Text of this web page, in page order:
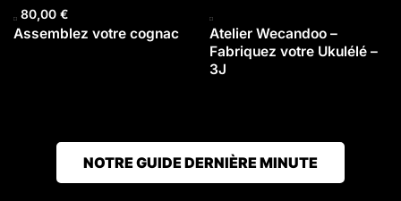
80,00 €
Assemblez votre cognac
Atelier Wecandoo –
Fabriquez votre Ukulélé –
3J
NOTRE GUIDE DERNIÈRE MINUTE